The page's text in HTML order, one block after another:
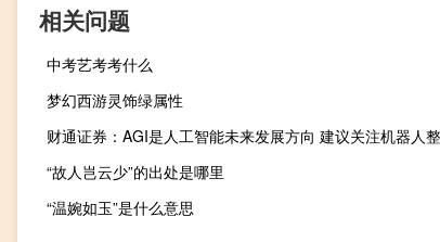
相关问题
中考艺考考什么
梦幻西游灵饰绿属性
财通证券：AGI是人工智能未来发展方向 建议关注机器人
“故人岂云少”的出处是哪里
“温婉如玉”是什么意思